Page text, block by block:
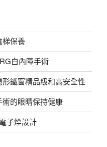
梯保養
白內障手術
鐵窗精品級和高安全性
的眼睛保持健康
子煙設計